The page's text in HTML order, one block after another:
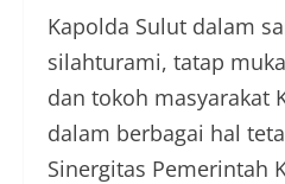
Kapolda Sulut dalam
silahturami, tatap
dan tokoh masyarakat
dalam berbagai hal
Sinergitas Pemerintah